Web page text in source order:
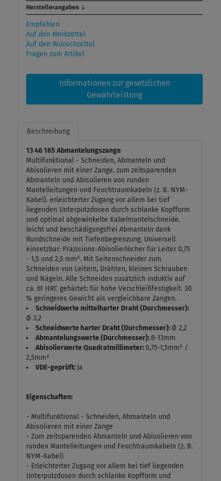
Herstellerangaben ↓
Empfehlen
Auf den Merkzettel
Auf den Wunschzettel
Fragen zum Artikel
Informationen zur gesetzlichen
Gewährleistung
Beschreibung
13 46 165 Abmantelungszange
Multifunktional - Schneiden, Abmanteln und
Abisolieren mit einer Zange. zum zeitsparenden
Abmanteln und Abisolieren von runden
Mantelleitungen und Feuchtraumkabeln (z. B. NYM-
Kabel). erleichterter Zugang vor allem bei tief
liegenden Unterputzdosen durch schlanke Kopfform
und optimal abgewinkelte Kabelmantelschneide.
leicht und beschädigungsfrei Abmanteln dank
Rundschneide mit Tiefenbegrenzung. Universell
einsetzbar: Präzisions-Abisolierlöcher für Leiter 0,75
- 1,5 und 2,5 mm². Mit Seitenschneider zum
Schneiden von Leitern, Drähten, kleinen Schrauben
und Nägeln. Alle Schneiden zusätzlich induktiv auf
ca. 61 HRC gehärtet: für hohe Verschleißfestigkeit. 30
% geringeres Gewicht als vergleichbare Zangen.
Schneidwerte mittelharter Draht (Durchmesser):
Ø 3,2
Schneidwerte harter Draht (Durchmesser): Ø 2,2
Abmantelungswerte (Durchmesser):8-13mm
Abisolierwerte Quadratmillimeter: 0,75-1,5mm² /
2,5mm²
VDE-geprüft: Ja
Eigenschaften:
- Multifunktional - Schneiden, Abmanteln und
Abisolieren mit einer Zange
- Zum zeitsparenden Abmanteln und Abisolieren von
runden Mantelleitungen und Feuchtraumkabeln (z. B.
NYM-Kabel)
- Erleichterter Zugang vor allem bei tief liegenden
Unterputzdosen durch schlanke Kopfform und